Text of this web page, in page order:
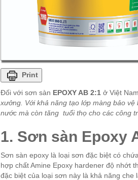
Print
Đối với sơn sàn EPOXY AB 2:1 ở Việt
xưởng. Với khả năng tạo lớp màng bảo
nước mà còn tăng tuổi thọ cho các công
1. Sơn sàn Epoxy
Sơn sàn epoxy là loại sơn đặc biệt có
hợp chất Amine Epoxy hardener độ nhớt
đặc biệt của loại sơn này là khả năng